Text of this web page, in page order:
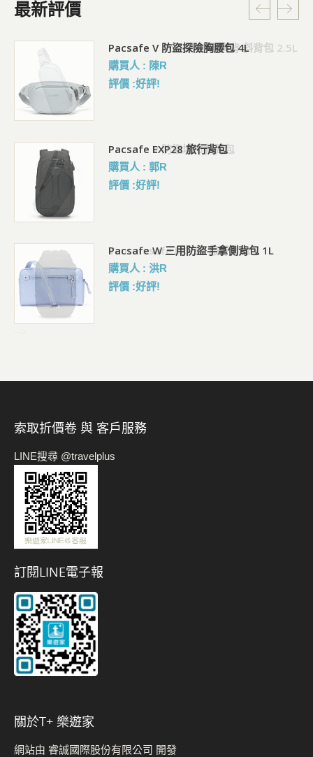
最新評價
Pacsafe V 防盜探險胸腰包 4L
購買人 : 陳R
評價 :好評!
Pacsafe EXP28 旅行背包
購買人 : 郭R
評價 :好評!
Pacsafe W 三用防盜手拿側背包 1L
購買人 : 洪R
評價 :好評!
索取折價卷 與 客戶服務
LINE搜尋 @travelplus
訂閱LINE電子報
關於t+ 樂遊家
網站由 睿誠國際股份有限公司 開發